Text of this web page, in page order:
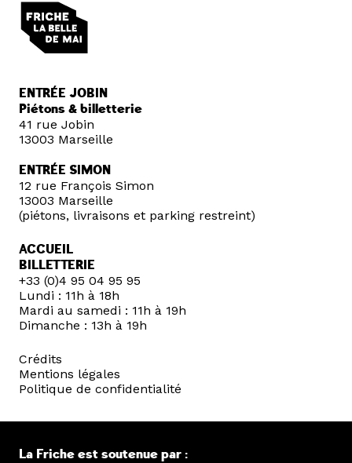
ENTRÉE JOBIN
Piétons & billetterie
41 rue Jobin
13003 Marseille
ENTRÉE SIMON
12 rue François Simon
13003 Marseille
(piétons, livraisons et parking restreint)
ACCUEIL
BILLETTERIE
+33 (0)4 95 04 95 95
Lundi : 11h à 18h
Mardi au samedi : 11h à 19h
Dimanche : 13h à 19h
Crédits
Mentions légales
Politique de confidentialité
La Friche est soutenue par :